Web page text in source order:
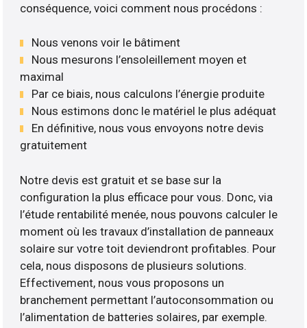
conséquence, voici comment nous procédons :
Nous venons voir le bâtiment
Nous mesurons l’ensoleillement moyen et
maximal
Par ce biais, nous calculons l’énergie produite
Nous estimons donc le matériel le plus adéquat
En définitive, nous vous envoyons notre devis
gratuitement
Notre devis est gratuit et se base sur la
configuration la plus efficace pour vous. Donc, via
l’étude rentabilité menée, nous pouvons calculer le
moment où les travaux d’installation de panneaux
solaire sur votre toit deviendront profitables. Pour
cela, nous disposons de plusieurs solutions.
Effectivement, nous vous proposons un
branchement permettant l’autoconsommation ou
l’alimentation de batteries solaires, par exemple.